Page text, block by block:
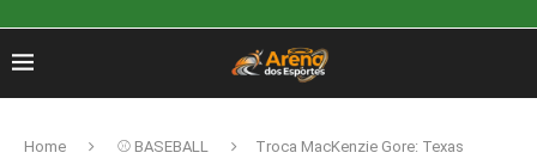
Home ⚾ BASEBALL
Troca MacKenzie Gore: Texas